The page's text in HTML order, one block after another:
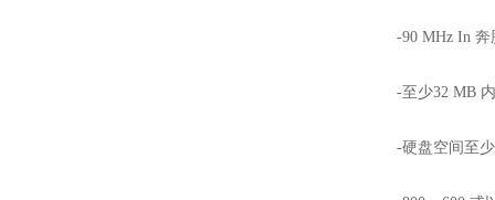
-90 MHz In 奔
-至少32 MB
-硬盘空间至少